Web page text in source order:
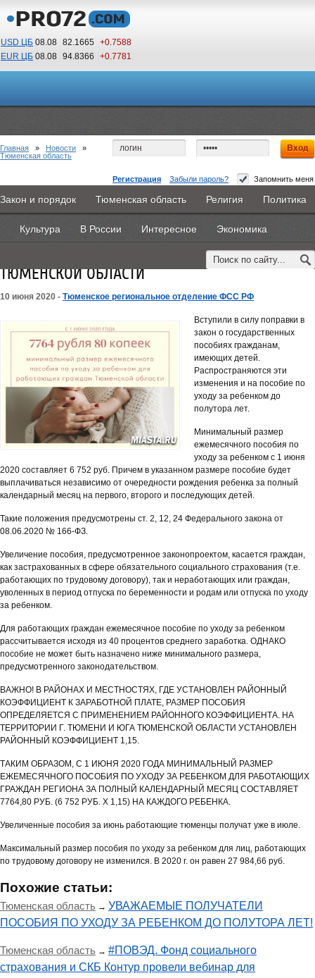
USD ЦБ 08.08 82.1665 +0.7588
EUR ЦБ 08.08 94.8366 +0.7781
22 13
По Гринвичу (GMT +5)
Регистрация Забыли пароль? Запомнить меня
Главная Новости Объявления КНИГИ ВестиNet
Каталоги 9PS Прочее
Закон и порядок Тюменская область Религия Политика
Культура В России Интересное Экономика
Главная » Новости »
Тюменская область
УВЕЛИЧЕН МИНИМАЛЬНЫЙ РАЗМЕР
ЕЖЕМЕСЯЧНОГО ПОСОБИЯ ПО УХОДУ ЗА
РЕБЕНКОМ ДЛЯ РАБОТАЮЩИХ ГРАЖДАН
ТЮМЕНСКОЙ ОБЛАСТИ
10 июня 2020 - Тюменское региональное отделение ФСС РФ
Вступили в силу поправки в
закон о государственных
пособиях гражданам,
имеющих детей.
Распространяются эти
изменения и на пособие по
уходу за ребенком до
полутора лет.
Минимальный размер
ежемесячного пособия по
уходу за ребенком с 1 июня
2020 составляет 6 752 руб. Причем в указанном размере пособие будет
выплачиваться независимо от очередности рождения ребенка за полный
календарный месяц на первого, второго и последующих детей.
Такие положения предусмотрены ст. 2, 12, 24 Федерального закона от
08.06.2020 № 166-ФЗ.
Увеличение пособия, предусмотренное законопроектом, касается граждан,
как застрахованных в сфере обязательного социального страхования (т.е.
работающих по трудовому договору), так и неработающих или граждан,
уволенных в период отпуска по беременности и родам или отпуска по уходу
за ребенком.
Для работающих граждан ежемесячное пособие по уходу за ребенком
рассчитывается исходя из 40 процентов среднего заработка. ОДНАКО
пособие не может быть назначено ниже минимального размера,
предусмотренного законодательством.
ВАЖНО! В РАЙОНАХ И МЕСТНОСТЯХ, ГДЕ УСТАНОВЛЕН РАЙОННЫЙ
КОЭФФИЦИЕНТ К ЗАРАБОТНОЙ ПЛАТЕ, РАЗМЕР ПОСОБИЯ
ОПРЕДЕЛЯЕТСЯ С ПРИМЕНЕНИЕМ РАЙОННОГО КОЭФФИЦИЕНТА. НА
ТЕРРИТОРИИ Г. ТЮМЕНИ И ЮГА ТЮМЕНСКОЙ ОБЛАСТИ УСТАНОВЛЕН
РАЙОННЫЙ КОЭФФИЦИЕНТ 1,15.
ТАКИМ ОБРАЗОМ, С 1 ИЮНЯ 2020 ГОДА МИНИМАЛЬНЫЙ РАЗМЕР
ЕЖЕМЕСЯЧНОГО ПОСОБИЯ ПО УХОДУ ЗА РЕБЕНКОМ ДЛЯ РАБОТАЮЩИХ
ГРАЖДАН РЕГИОНА ЗА ПОЛНЫЙ КАЛЕНДАРНЫЙ МЕСЯЦ СОСТАВЛЯЕТ
7764,80 РУБ. (6 752 РУБ. Х 1,15) НА КАЖДОГО РЕБЕНКА.
Увеличенные пособия за июнь работающие тюменцы получат уже в июле.
Максимальный размер пособия по уходу за ребенком для лиц, работающих
по трудовому договору не изменился. В 2020 г. он равен 27 984,66 руб.
Похожие статьи:
Тюменская область → УВАЖАЕМЫЕ ПОЛУЧАТЕЛИ
ПОСОБИЯ ПО УХОДУ ЗА РЕБЕНКОМ ДО ПОЛУТОРА ЛЕТ!
Тюменская область → #ПОВЭД. Фонд социального
страхования и СКБ Контур провели вебинар для